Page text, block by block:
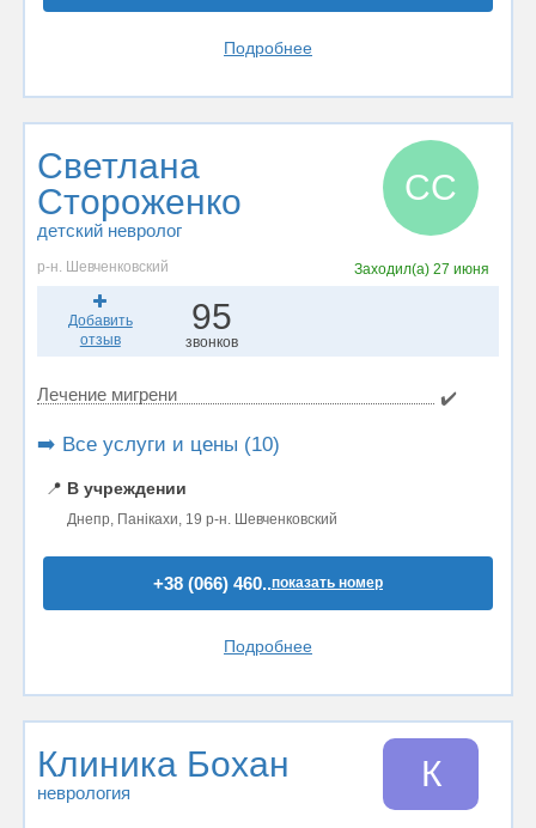
Подробнее
Светлана
Стороженко
детский невролог
СС
р-н. Шевченковский Заходил(а)27 июня
Добавить
отзыв
95
звонков
Лечение мигрени ✔️
➡️ Все услуги и цены (10)
📍 В учреждении
Днепр, Панікахи, 19 р-н. Шевченковский
+38 (066) 460..показать номер
Подробнее
Клиника Бохан
неврология К